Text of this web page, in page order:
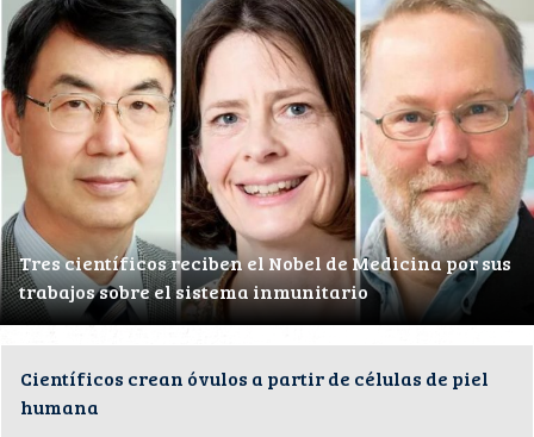
Tres científicos reciben el Nobel de Medicina por sus
trabajos sobre el sistema inmunitario
Científicos crean óvulos a partir de células de piel
humana